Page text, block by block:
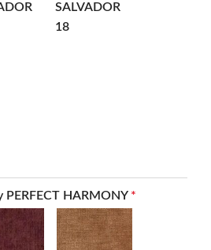
SALVADOR
18
HARMONY *